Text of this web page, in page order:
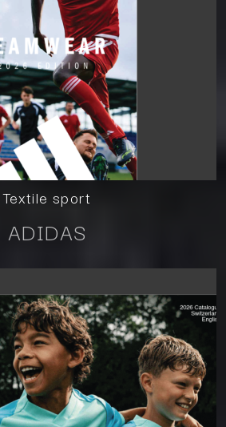
Textile sport
ADIDAS